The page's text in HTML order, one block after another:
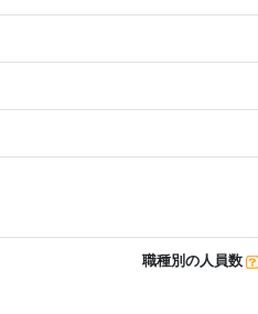
職種別の人員数